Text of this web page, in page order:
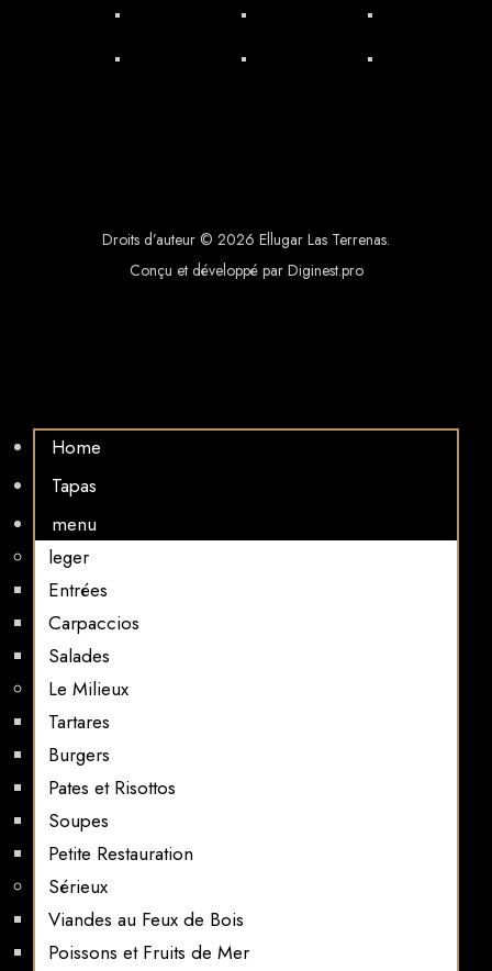
Droits d’auteur © 2026 Ellugar Las Terrenas.
Conçu et développé par Diginest.pro
Home
Tapas
menu
leger
Entrées
Carpaccios
Salades
Le Milieux
Tartares
Burgers
Pates et Risottos
Soupes
Petite Restauration
Sérieux
Viandes au Feux de Bois
Poissons et Fruits de Mer